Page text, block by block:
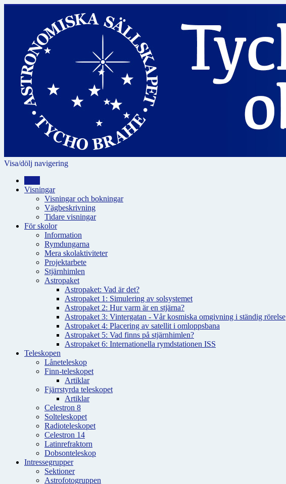
Visa/dölj navigering
Visningar
Visningar och bokningar
Vägbeskrivning
Tidare visningar
För skolor
Information
Rymdungarna
Mera skolaktiviteter
Projektarbete
Stjärnhimlen
Astropaket
Astropaket: Vad är det?
Astropaket 1: Simulering av solsystemet
Astropaket 2: Hur varm är en stjärna?
Astropaket 3: Vintergatan - Vår kosmiska omgivning i ständig rörelse
Astropaket 4: Placering av satellit i omloppsbana
Astropaket 5: Vad finns på stjärnhimlen?
Astropaket 6: Internationella rymdstationen ISS
Teleskopen
Låneteleskop
Finn-teleskopet
Artiklar
Fjärrstyrda teleskopet
Artiklar
Celestron 8
Solteleskopet
Radioteleskopet
Celestron 14
Latinrefraktorn
Dobsonteleskop
Intressegrupper
Sektioner
Astrofotogruppen